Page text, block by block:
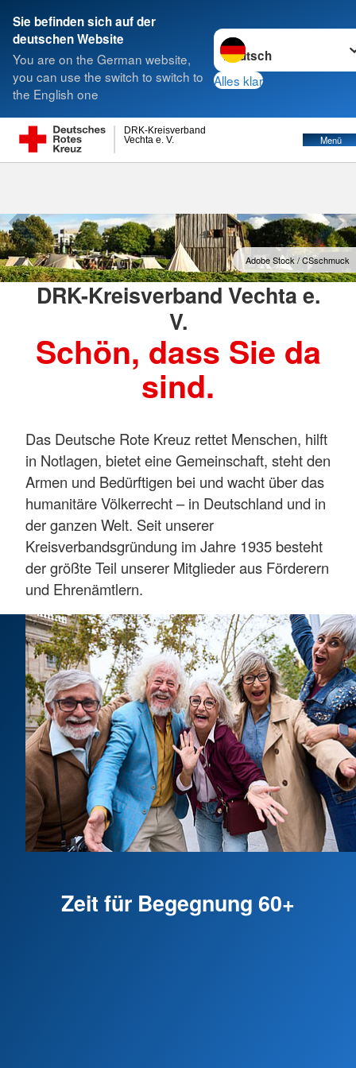
Sie befinden sich auf der
deutschen Website
You are on the German website,
you can use the switch to switch to
the English one
Sprache wechseln zu
Alles klar
Vechta e. V.
DRK-Kreisverband
Menü
Suche
Adobe Stock /…
DRK-Kreisverband Vechta e.
V.
Schön, dass Sie da
sind.
Das Deutsche Rote Kreuz rettet Menschen, hilft
in Notlagen, bietet eine Gemeinschaft, steht den
Armen und Bedürftigen bei und wacht über das
humanitäre Völkerrecht – in Deutschland und in
der ganzen Welt. Seit unserer
Kreisverbandsgründung im Jahre 1935 besteht
der größte Teil unserer Mitglieder aus Förderern
und Ehrenämtlern.
Zeit für Begegnung 60+